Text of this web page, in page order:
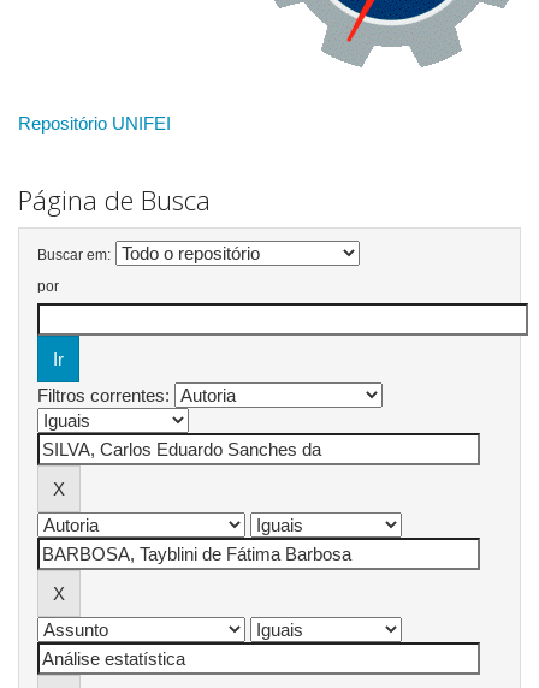
Repositório UNIFEI
Página de Busca
Buscar em:
por
Filtros correntes: